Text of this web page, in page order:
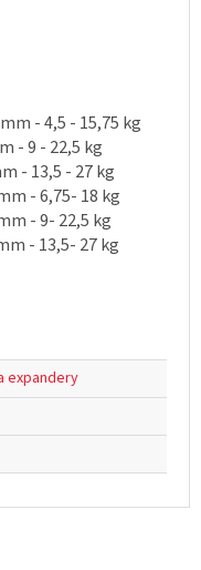
- 4,5 - 15,75 kg
- 9 - 22,5 kg
- 13,5 - 27 kg
- 6,75- 18 kg
- 9- 22,5 kg
- 13,5- 27 kg
expandery